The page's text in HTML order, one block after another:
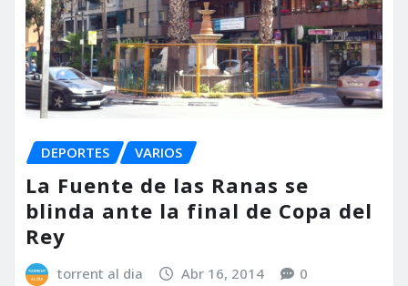
DEPORTES VARIOS
La Fuente de las Ranas se
blinda ante la final de Copa del
Rey
torrent al dia Abr 16, 2014 0